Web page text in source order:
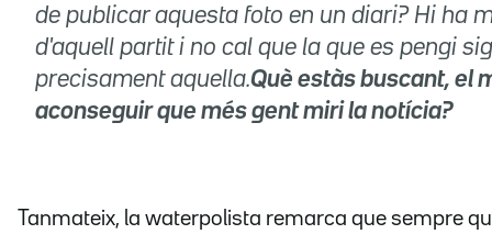
de publicar aquesta foto en un diari? Hi ha
d'aquell partit i no cal que la que es pengi
precisament aquella.Què estàs buscant, el
aconseguir que més gent miri la notícia?
Tanmateix, la waterpolista remarca que sempre